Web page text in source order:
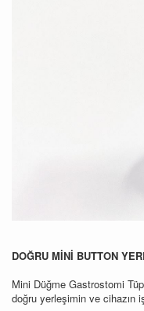
DOĞRU MİNİ BUTTON
Mini Düğme Gastrostomi
doğru yerleşimin ve cihazın